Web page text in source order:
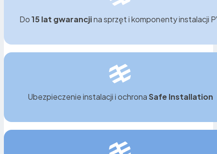
Do15 lat gwarancjina sprzęt i komponenty instalacji
Ubezpieczenie instalacji i ochronaSafe Installation